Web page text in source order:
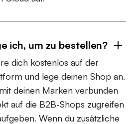
ich, um zu bestellen?
dich kostenlos auf der
und lege deinen Shop an.
deinen Marken verbunden
auf die B2B-Shops zugreifen
Wenn du zusätzliche